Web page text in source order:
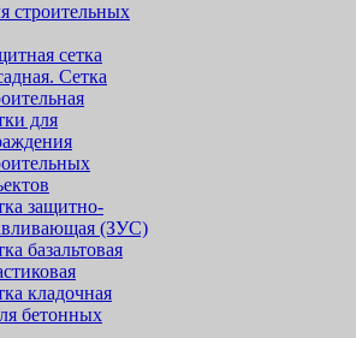
строительных
cетка
Сетка
для
защитно-
(ЗУС)
базальтовая
кладочная